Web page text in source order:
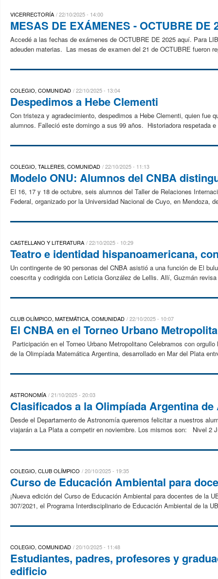
VICERRECTORÍA 22/10/2025 - 14:00
MESAS DE EXÁMENES - OCTUBRE DE
Accedé a las fechas de exámenes de OCTUBRE DE 2025 aquí. Para
adeuden materias. Las mesas de examen del 21 de OCTUBRE fueron
COLEGIO, COMUNIDAD 22/10/2025 - 13:04
Despedimos a Hebe Clementi
Con tristeza y agradecimiento, despedimos a Hebe Clementi, quien fue
alumnos. Falleció este domingo a sus 99 años. Historiadora respetada
COLEGIO, TALLERES, COMUNIDAD 22/10/2025 - 11:13
Modelo ONU: Alumnos del CNBA
El 16, 17 y 18 de octubre, seis alumnos del Taller de Relaciones
Federal, organizado por la Universidad Nacional de Cuyo, en Mendoza,
CASTELLANO Y LITERATURA 22/10/2025 - 10:29
Teatro e identidad hispanoamericana,
Un contingente de 90 personas del CNBA asistió a una función de El
coescrita y codirigida con Leticia González de Lellis. Allí, Guzmán
CLUB OLÍMPICO, MATEMÁTICA, COMUNIDAD 22/10/2025 - 10:07
El CNBA en el Torneo Urbano
Participación en el Torneo Urbano Metropolitano Celebramos con
de la Olimpíada Matemática Argentina, desarrollado en Mar del Plata
ASTRONOMÍA 21/10/2025 - 20:03
Clasificados a la Olimpíada Argentina
Desde el Departamento de Astronomía queremos felicitar a nuestros
viajarán a La Plata a competir en noviembre. Los mismos son: Nivel 2
COLEGIO, CLUB OLÍMPICO 20/10/2025 - 19:35
Curso de Educación Ambiental para
¡Nueva edición del Curso de Educación Ambiental para docentes de la
307/2021, el Programa Interdisciplinario de Educación Ambiental de la
COLEGIO, COMUNIDAD 20/10/2025 - 11:48
Estudiantes, padres, profesores y
edificio